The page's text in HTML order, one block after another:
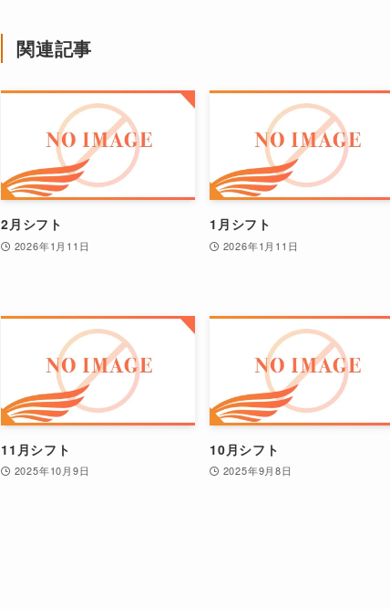
関連記事
2月シフト
2026年1月11日
1月シフト
2026年1月11日
11月シフト
2025年10月9日
10月シフト
2025年9月8日